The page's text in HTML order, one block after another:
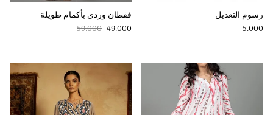
رسوم التعديل
Regular price
5.000
قفطان وردي بأكمام طويلة
Sale price
49.000
Regular price
59.000